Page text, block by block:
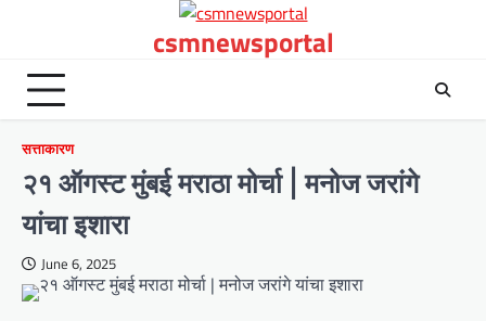
csmnewsportal
सत्ताकारण
२१ ऑगस्ट मुंबई मराठा मोर्चा | मनोज जरांगे
यांचा इशारा
June 6, 2025